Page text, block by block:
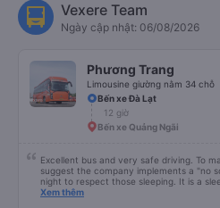
Vexere Team
Ngày cập nhật: 06/08/2026
Phương Trang
Limousine giường nằm 34 chỗ
Bến xe Đà Lạt
12 giờ
Bến xe Quảng Ngãi
Excellent bus and very safe driving. To
suggest the company implements a "no
night to respect those sleeping. It is a
please display the Wi-Fi password
Xem thêm